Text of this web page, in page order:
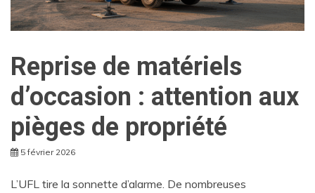
Reprise de matériels
d’occasion : attention aux
pièges de propriété
5 février 2026
L’UFL tire la sonnette d’alarme. De nombreuses